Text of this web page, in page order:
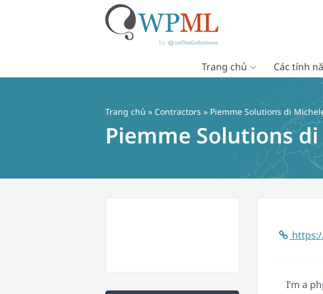
Trang chủ Các tính
Trang chủ » Contractors » Piemme Solutions di
Piemme Solutions
I’m a